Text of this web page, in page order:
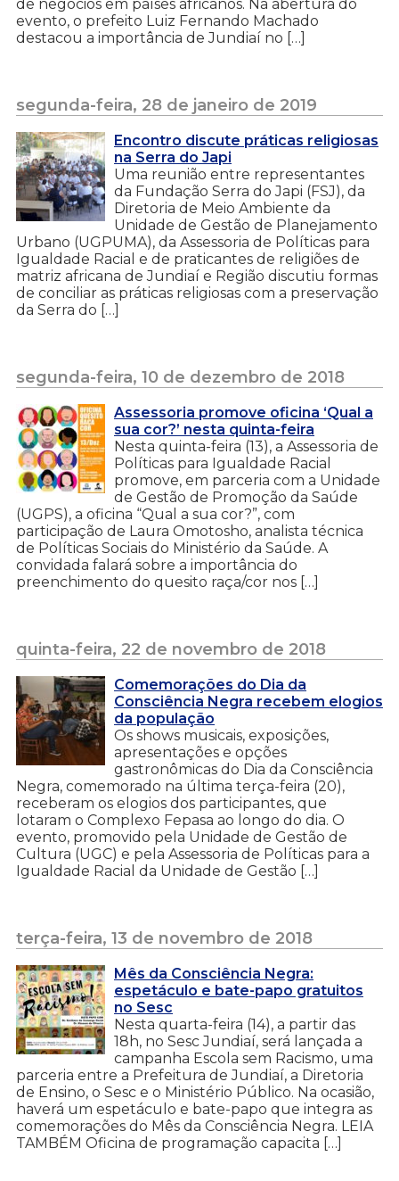
de negócios em países africanos. Na abertura do
evento, o prefeito Luiz Fernando Machado
destacou a importância de Jundiaí no […]
segunda-feira, 28 de janeiro de 2019
Encontro discute práticas religiosas
na Serra do Japi
Uma reunião entre representantes
da Fundação Serra do Japi (FSJ), da
Diretoria de Meio Ambiente da
Unidade de Gestão de Planejamento
Urbano (UGPUMA), da Assessoria de Políticas para
Igualdade Racial e de praticantes de religiões de
matriz africana de Jundiaí e Região discutiu formas
de conciliar as práticas religiosas com a preservação
da Serra do […]
segunda-feira, 10 de dezembro de 2018
Assessoria promove oficina ‘Qual a
sua cor?’ nesta quinta-feira
Nesta quinta-feira (13), a Assessoria de
Políticas para Igualdade Racial
promove, em parceria com a Unidade
de Gestão de Promoção da Saúde
(UGPS), a oficina “Qual a sua cor?”, com
participação de Laura Omotosho, analista técnica
de Políticas Sociais do Ministério da Saúde. A
convidada falará sobre a importância do
preenchimento do quesito raça/cor nos […]
quinta-feira, 22 de novembro de 2018
Comemorações do Dia da
Consciência Negra recebem elogios
da população
Os shows musicais, exposições,
apresentações e opções
gastronômicas do Dia da Consciência
Negra, comemorado na última terça-feira (20),
receberam os elogios dos participantes, que
lotaram o Complexo Fepasa ao longo do dia. O
evento, promovido pela Unidade de Gestão de
Cultura (UGC) e pela Assessoria de Políticas para a
Igualdade Racial da Unidade de Gestão […]
terça-feira, 13 de novembro de 2018
Mês da Consciência Negra:
espetáculo e bate-papo gratuitos
no Sesc
Nesta quarta-feira (14), a partir das
18h, no Sesc Jundiaí, será lançada a
campanha Escola sem Racismo, uma
parceria entre a Prefeitura de Jundiaí, a Diretoria
de Ensino, o Sesc e o Ministério Público. Na ocasião,
haverá um espetáculo e bate-papo que integra as
comemorações do Mês da Consciência Negra. LEIA
TAMBÉM Oficina de programação capacita […]